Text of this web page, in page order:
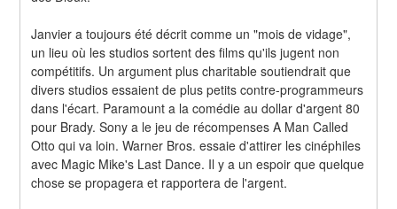
Janvier a toujours été décrit comme un "mois de vidage",
un lieu où les studios sortent des films qu'ils jugent non
compétitifs. Un argument plus charitable soutiendrait que
divers studios essaient de plus petits contre-programmeurs
dans l'écart. Paramount a la comédie au dollar d'argent 80
pour Brady. Sony a le jeu de récompenses A Man Called
Otto qui va loin. Warner Bros. essaie d'attirer les cinéphiles
avec Magic Mike's Last Dance. Il y a un espoir que quelque
chose se propagera et rapportera de l'argent.